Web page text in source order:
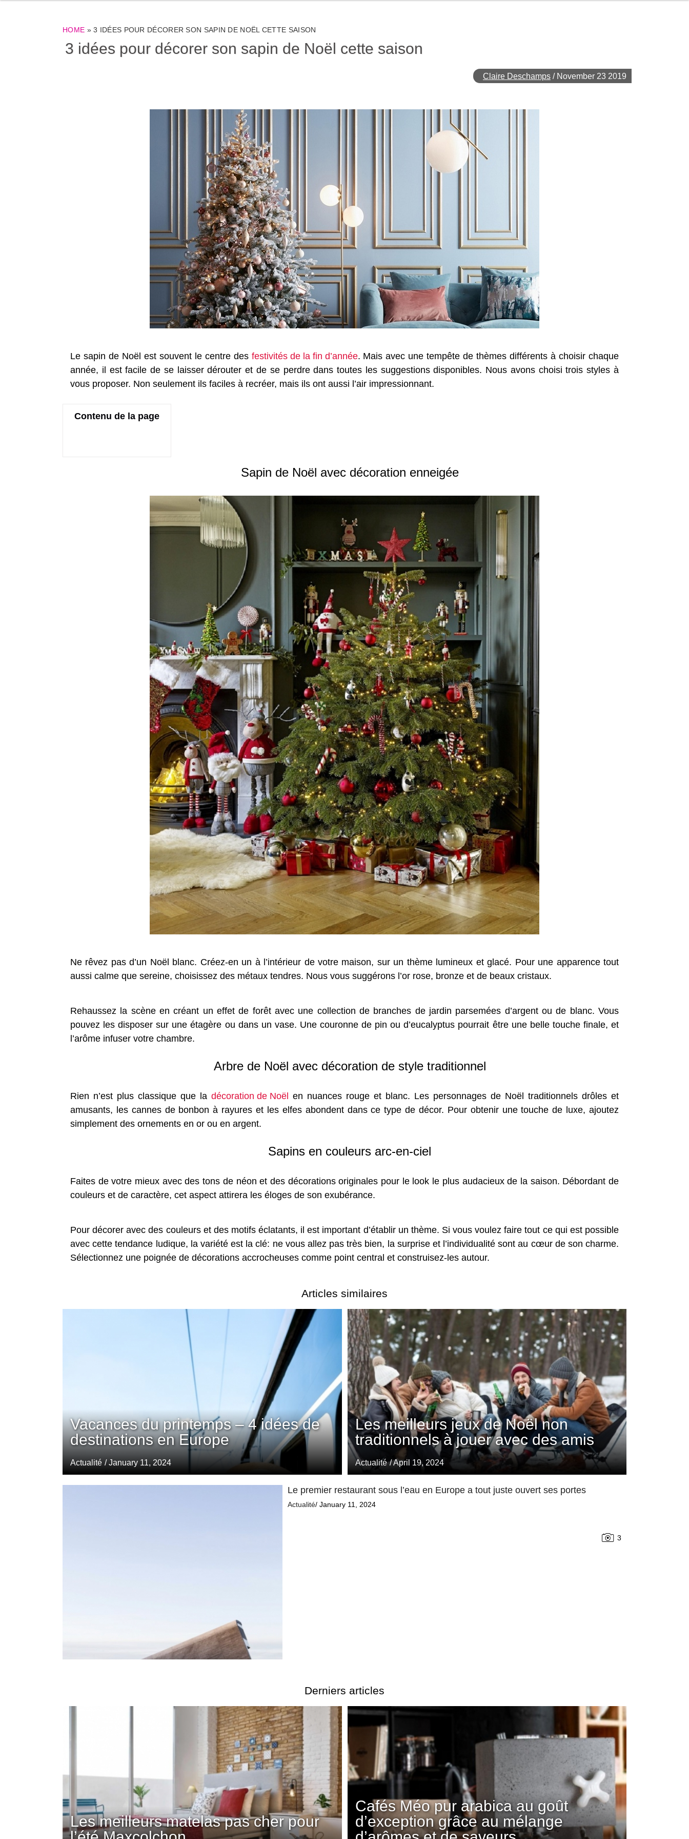
HOME »3 IDÉES POUR DÉCORER SON SAPIN DE NOËL CETTE SAISON
3 idées pour décorer son sapin de Noël cette saison
Claire Deschamps / November 23 2019
Le sapin de Noël est souvent le centre des festivités de la fin d’année. Mais avec une tempête de thèmes différents à choisir chaque
année, il est facile de se laisser dérouter et de se perdre dans toutes les suggestions disponibles. Nous avons choisi trois styles à
vous proposer. Non seulement ils faciles à recréer, mais ils ont aussi l’air impressionnant.
Contenu de la page
Sapin de Noël avec décoration enneigée
Ne rêvez pas d’un Noël blanc. Créez-en un à l’intérieur de votre maison, sur un thème lumineux et glacé. Pour une apparence tout
aussi calme que sereine, choisissez des métaux tendres. Nous vous suggérons l’or rose, bronze et de beaux cristaux.
Rehaussez la scène en créant un effet de forêt avec une collection de branches de jardin parsemées d’argent ou de blanc. Vous
pouvez les disposer sur une étagère ou dans un vase. Une couronne de pin ou d’eucalyptus pourrait être une belle touche finale, et
l’arôme infuser votre chambre.
Arbre de Noël avec décoration de style traditionnel
Rien n’est plus classique que la décoration de Noël en nuances rouge et blanc. Les personnages de Noël traditionnels drôles et
amusants, les cannes de bonbon à rayures et les elfes abondent dans ce type de décor. Pour obtenir une touche de luxe, ajoutez
simplement des ornements en or ou en argent.
Sapins en couleurs arc-en-ciel
Faites de votre mieux avec des tons de néon et des décorations originales pour le look le plus audacieux de la saison. Débordant de
couleurs et de caractère, cet aspect attirera les éloges de son exubérance.
Pour décorer avec des couleurs et des motifs éclatants, il est important d’établir un thème. Si vous voulez faire tout ce qui est possible
avec cette tendance ludique, la variété est la clé: ne vous allez pas très bien, la surprise et l’individualité sont au cœur de son charme.
Sélectionnez une poignée de décorations accrocheuses comme point central et construisez-les autour.
Articles similaires
Les meilleurs jeux de Noël non
traditionnels à jouer avec des amis
Actualité / April 19, 2024
Vacances du printemps – 4 idées de
destinations en Europe
Actualité / January 11, 2024
Le premier restaurant sous l’eau en Europe a tout juste ouvert ses portes
Actualité/ January 11, 2024
3
Derniers articles
Cafés Méo pur arabica au goût
d’exception grâce au mélange
Les meilleurs matelas pas cher pour